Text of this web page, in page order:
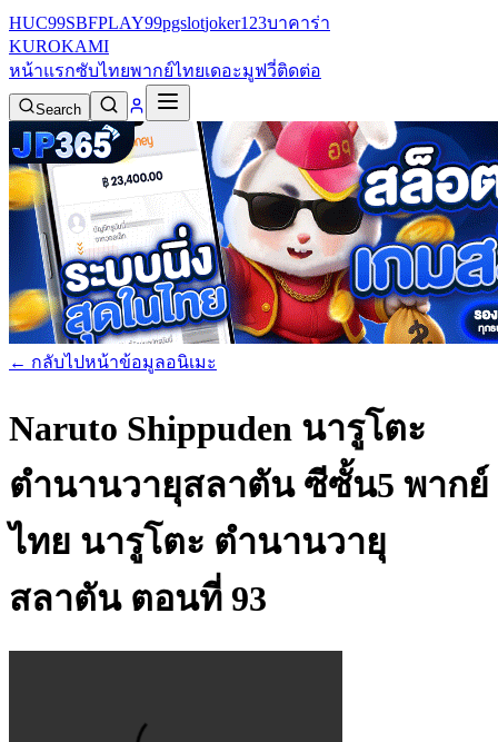
HUC99SBFPLAY99pgslotjoker123บาคาร่า
KUROKAMI
หน้าแรกซับไทยพากย์ไทยเดอะมูฟวี่ติดต่อ
Search
← กลับไปหน้าข้อมูลอนิเมะ
Naruto Shippuden นารูโตะ
ตำนานวายุสลาตัน ซีซั้น5 พากย์
ไทย นารูโตะ ตำนานวายุ
สลาตัน ตอนที่ 93